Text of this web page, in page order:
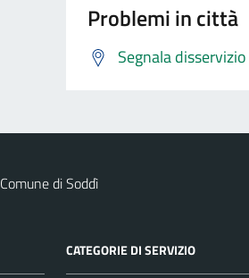
Problemi in città
Segnala disservizio
Comune di Soddì
CATEGORIE DI SERVIZIO